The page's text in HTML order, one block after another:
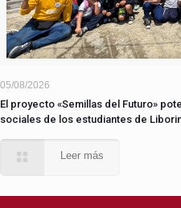
05/08/2026
El proyecto «Semillas del Futuro»
sociales de los estudiantes de
Leer más